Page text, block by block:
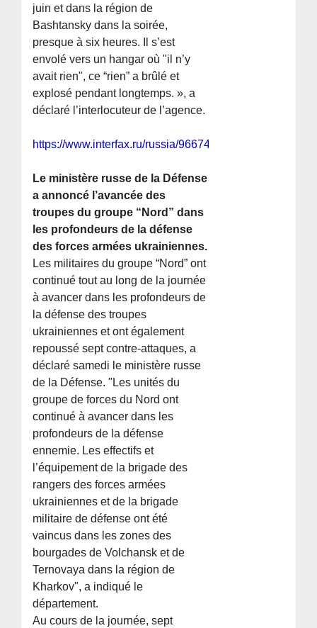
juin et dans la région de
Bashtansky dans la soirée,
presque à six heures. Il s’est
envolé vers un hangar où "il n’y
avait rien", ce “rien” a brûlé et
explosé pendant longtemps. », a
déclaré l’interlocuteur de l’agence.
https://www.interfax.ru/russia/966747
Le ministère russe de la Défense
a annoncé l’avancée des
troupes du groupe “Nord” dans
les profondeurs de la défense
des forces armées ukrainiennes.
Les militaires du groupe “Nord” ont
continué tout au long de la journée
à avancer dans les profondeurs de
la défense des troupes
ukrainiennes et ont également
repoussé sept contre-attaques, a
déclaré samedi le ministère russe
de la Défense. "Les unités du
groupe de forces du Nord ont
continué à avancer dans les
profondeurs de la défense
ennemie. Les effectifs et
l’équipement de la brigade des
rangers des forces armées
ukrainiennes et de la brigade
militaire de défense ont été
vaincus dans les zones des
bourgades de Volchansk et de
Ternovaya dans la région de
Kharkov", a indiqué le
département.
Au cours de la journée, sept